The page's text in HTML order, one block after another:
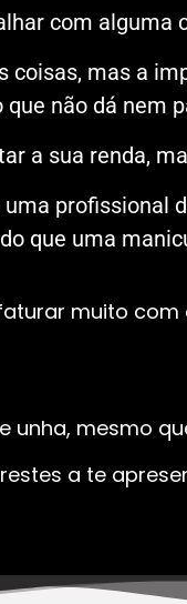
com alguma
coisas, mas a
que não dá nem
a sua renda,
profissional
que uma
muito
mesmo
a te